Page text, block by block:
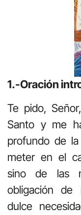
1.-Oración
Te pido,
Santo y me
profundo de
meter en el
sino de las
obligación de
dulce